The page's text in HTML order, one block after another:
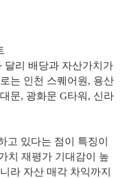
달리 배당과 자산가치가
는 인천 스퀘어원, 용산
문, 광화문 G타워, 신라
고 있다는 점이 특징이
치 재평가 기대감이 높
라 자산 매각 차익까지